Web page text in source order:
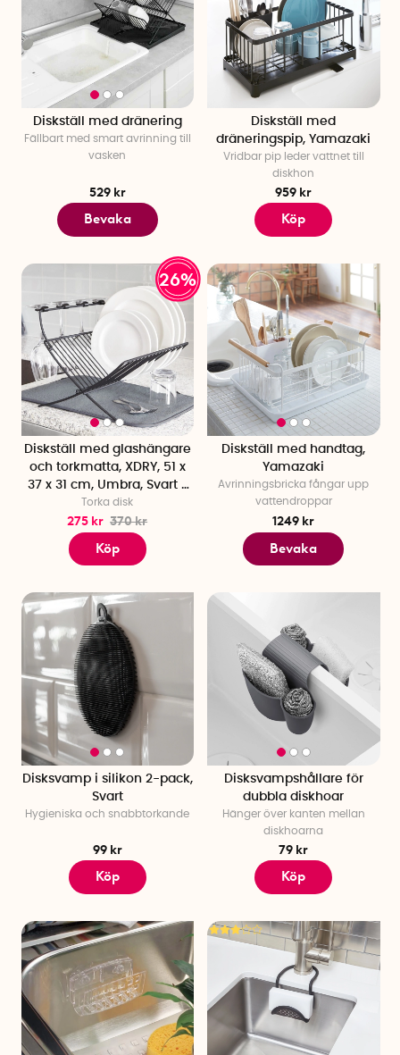
Diskställ med dränering
Fällbart med smart avrinning till
vasken
529 kr
Bevaka
Diskställ med
dräneringspip, Yamazaki
Vridbar pip leder vattnet till
diskhon
959 kr
Köp
26%
Diskställ med glashängare
och torkmatta, XDRY, 51 x
37 x 31 cm, Umbra, Svart /
Grå
Torka disk
275 kr 370 kr
Köp
Diskställ med handtag,
Yamazaki
Avrinningsbricka fångar upp
vattendroppar
1249 kr
Bevaka
Disksvamp i silikon 2-pack,
Svart
Hygieniska och snabbtorkande
99 kr
Köp
Disksvampshållare för
dubbla diskhoar
Hänger över kanten mellan
diskhoarna
79 kr
Köp